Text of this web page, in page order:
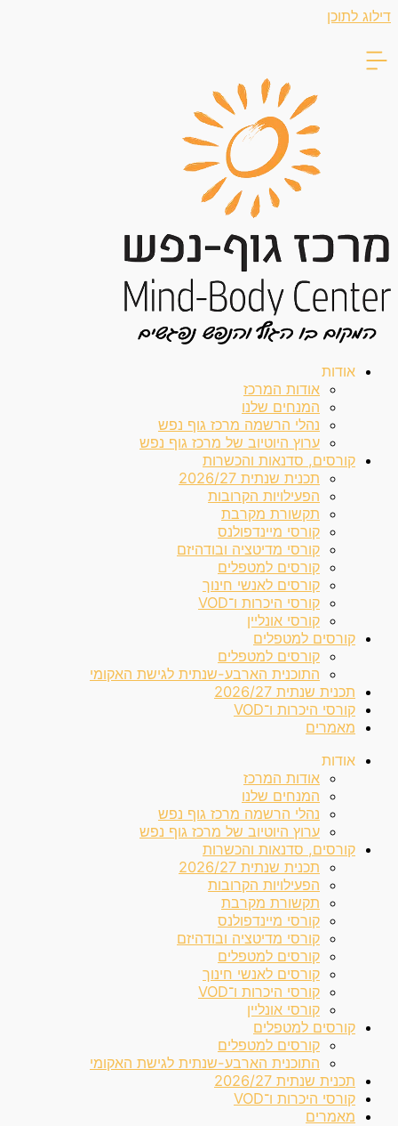
דילוג לתוכן
אודות
אודות המרכז
המנחים שלנו
נהלי הרשמה מרכז גוף נפש
ערוץ היוטיוב של מרכז גוף נפש
קורסים, סדנאות והכשרות
תכנית שנתית 2026/27
הפעילויות הקרובות
תקשורת מקרבת
קורסי מיינדפולנס
קורסי מדיטציה ובודהיזם
קורסים למטפלים
קורסים לאנשי חינוך
קורסי היכרות ו־VOD
קורסי אונליין
קורסים למטפלים
קורסים למטפלים
התוכנית הארבע-שנתית לגישת האקומי
תכנית שנתית 2026/27
קורסי היכרות ו־VOD
מאמרים
אודות
אודות המרכז
המנחים שלנו
נהלי הרשמה מרכז גוף נפש
ערוץ היוטיוב של מרכז גוף נפש
קורסים, סדנאות והכשרות
תכנית שנתית 2026/27
הפעילויות הקרובות
תקשורת מקרבת
קורסי מיינדפולנס
קורסי מדיטציה ובודהיזם
קורסים למטפלים
קורסים לאנשי חינוך
קורסי היכרות ו־VOD
קורסי אונליין
קורסים למטפלים
קורסים למטפלים
התוכנית הארבע-שנתית לגישת האקומי
תכנית שנתית 2026/27
קורסי היכרות ו־VOD
מאמרים